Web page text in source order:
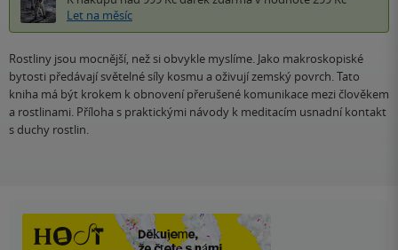
Let na měsíc
Rostliny jsou mocnější, než si obvykle myslíme. Jako makroskopiské
bytosti předávají světelné síly kosmu a oživují zemský povrch. Tato
kniha má být krokem k obnovení přerušené komunikace mezi člověkem
a rostlinami. Příloha s praktickými návody k meditacím usnadní kontakt
s duchy rostlin.